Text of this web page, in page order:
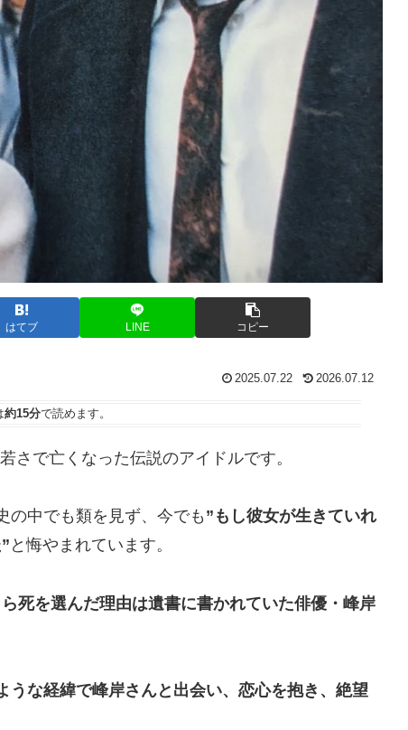
はてブ LINE コピー
2025.07.22 2026.07.12
約15分で読めます。
さで亡くなった伝説のアイドルです。
の中でも類を見ず、今でも ”もし彼女が生きていれ
と悔やまれています。
ら死を選んだ理由は遺書に書かれていた俳優・峰岸
うな経緯で峰岸さんと出会い、恋心を抱き、絶望